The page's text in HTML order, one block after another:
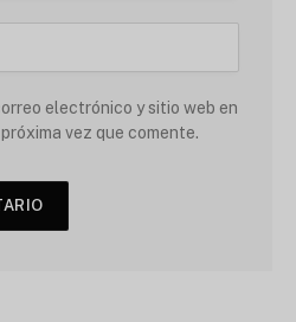
electrónico y sitio web en
vez que comente.